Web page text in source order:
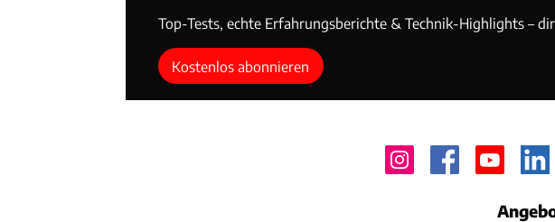
Top-Tests, echte Erfahrungsberichte & Technik-Highlights –
Kostenlos abonnieren